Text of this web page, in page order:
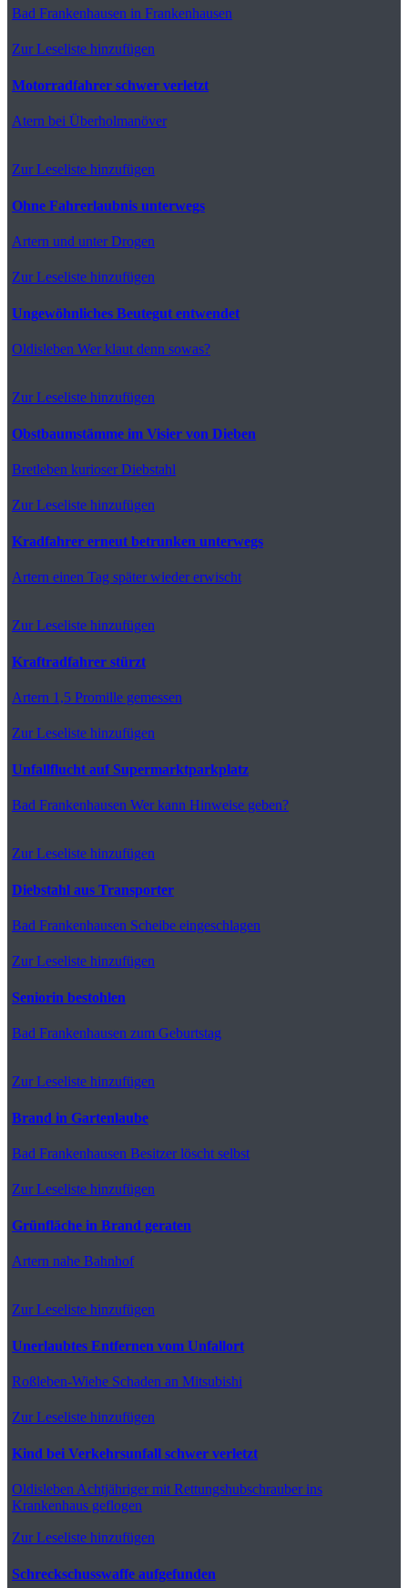
Bad Frankenhausen in Frankenhausen
Zur Leseliste hinzufügen
Motorradfahrer schwer verletzt
Atern bei Überholmanöver
Zur Leseliste hinzufügen
Ohne Fahrerlaubnis unterwegs
Artern und unter Drogen
Zur Leseliste hinzufügen
Ungewöhnliches Beutegut entwendet
Oldisleben Wer klaut denn sowas?
Zur Leseliste hinzufügen
Obstbaumstämme im Visier von Dieben
Bretleben kurioser Diebstahl
Zur Leseliste hinzufügen
Kradfahrer erneut betrunken unterwegs
Artern einen Tag später wieder erwischt
Zur Leseliste hinzufügen
Kraftradfahrer stürzt
Artern 1,5 Promille gemessen
Zur Leseliste hinzufügen
Unfallflucht auf Supermarktparkplatz
Bad Frankenhausen Wer kann Hinweise geben?
Zur Leseliste hinzufügen
Diebstahl aus Transporter
Bad Frankenhausen Scheibe eingeschlagen
Zur Leseliste hinzufügen
Seniorin bestohlen
Bad Frankenhausen zum Geburtstag
Zur Leseliste hinzufügen
Brand in Gartenlaube
Bad Frankenhausen Besitzer löscht selbst
Zur Leseliste hinzufügen
Grünfläche in Brand geraten
Artern nahe Bahnhof
Zur Leseliste hinzufügen
Unerlaubtes Entfernen vom Unfallort
Roßleben-Wiehe Schaden an Mitsubishi
Zur Leseliste hinzufügen
Kind bei Verkehrsunfall schwer verletzt
Oldisleben Achtjähriger mit Rettungshubschrauber ins
Krankenhaus geflogen
Zur Leseliste hinzufügen
Schreckschusswaffe aufgefunden